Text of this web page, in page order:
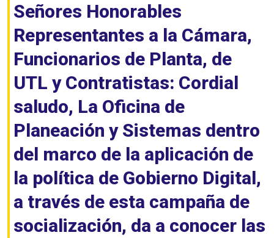
Señores Honorables
Representantes a la Cámara,
Funcionarios de Planta, de
UTL y Contratistas: Cordial
saludo, La Oficina de
Planeación y Sistemas dentro
del marco de la aplicación de
la política de Gobierno Digital,
a través de esta campaña de
socialización, da a conocer las